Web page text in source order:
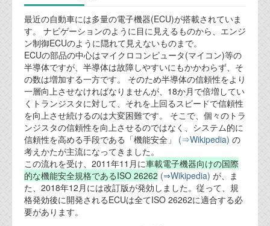
業務内容
機能安全コンサルティング
会社案内
会社概要
代表ご挨拶
オフィス
実績
ブログ
最近の自動車には多量の電子機器(ECU)が搭載されていま
す。 ナビゲーションのように目に見えるものから、エンジ
ン制御ECUのように隠れて見えないものまで。
ECUの部品の中心はマイクロコンピュータ(マイコン)等の
半導体ですが、半導体は故障しやすいにもかかわらず、そ
の数は増加する一方です。 そのため半導体の信頼性をより
一層向上させなければなりませんが、18か月で倍増してい
くトランジスタに対して、それを上回るスピードで信頼性
を向上させ続けるのは大変困難です。 そこで、個々のトラ
ンジスタの信頼性を向上させるのではなく、システム的に
信頼性を高める手段である「機能安全」
(⇒Wikipedia) の
考えかたが主流になってきました。
この流れを受け、2011年11月に車載電子機器向けの国際
的な機能安全規格であるISO 26262 (⇒Wikipedia) が、ま
た、2018年12月には改訂版が発効しました。従って、規
格発効後に開発されるECUは全てISO 26262に適合する必
要があります。